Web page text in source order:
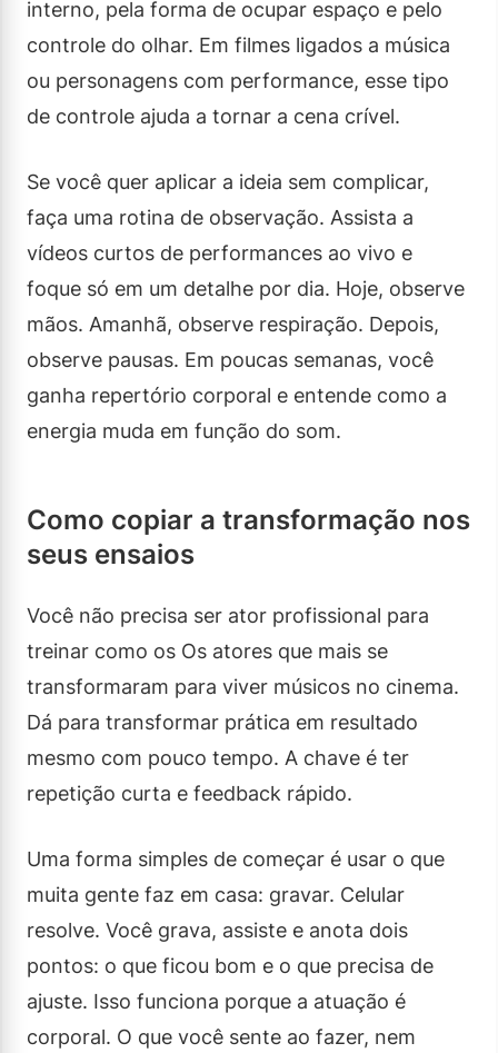
interno, pela forma de ocupar espaço e pelo
controle do olhar. Em filmes ligados a música
ou personagens com performance, esse tipo
de controle ajuda a tornar a cena crível.
Se você quer aplicar a ideia sem complicar,
faça uma rotina de observação. Assista a
vídeos curtos de performances ao vivo e
foque só em um detalhe por dia. Hoje, observe
mãos. Amanhã, observe respiração. Depois,
observe pausas. Em poucas semanas, você
ganha repertório corporal e entende como a
energia muda em função do som.
Como copiar a transformação nos
seus ensaios
Você não precisa ser ator profissional para
treinar como os Os atores que mais se
transformaram para viver músicos no cinema.
Dá para transformar prática em resultado
mesmo com pouco tempo. A chave é ter
repetição curta e feedback rápido.
Uma forma simples de começar é usar o que
muita gente faz em casa: gravar. Celular
resolve. Você grava, assiste e anota dois
pontos: o que ficou bom e o que precisa de
ajuste. Isso funciona porque a atuação é
corporal. O que você sente ao fazer, nem